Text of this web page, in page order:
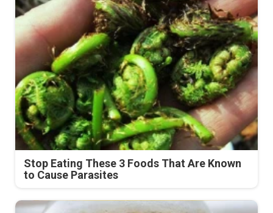
Stop Eating These 3 Foods That Are Known
to Cause Parasites